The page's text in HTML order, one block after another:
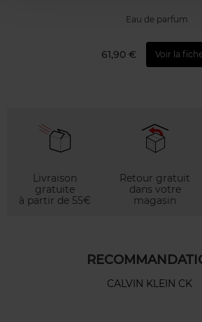
Eau de parfum
61,90 € Voir la
Livraison
gratuite
à partir de 55€
Retour gratuit
dans votre
magasin
CALVIN KLEIN CK